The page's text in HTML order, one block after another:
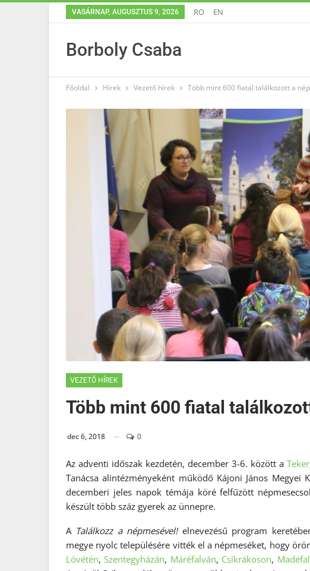
VASÁRNAP, AUGUSZTUS 9, 2026 RO EN
Borboly Csaba
Főoldal Hírek Vezető hírek Több mint 600 fiatal találkozott a
VEZETŐ HÍREK
Több mint 600 fiatal
dec 6, 2018 0
Az adventi időszak kezdetén, december 3-6. között a
Tanácsa alintézményeként működő Kájoni János
decemberi jeles napok témája köré felfűzött
készült több száz gyerek az ünnepre.
A Találkozz a népmesével!elnevezésű program
megye nyolc településére vitték el a népmeséket, hogy
Lövétén,Szentegyházán, Máréfalván, Csíkrákoson,